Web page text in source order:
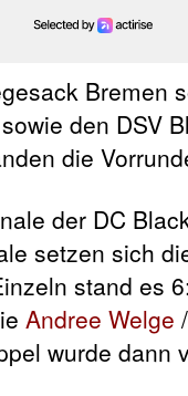
Bremen
den DSV
die
der DC
setzen sich
stand es
Andree Welge
wurde dann